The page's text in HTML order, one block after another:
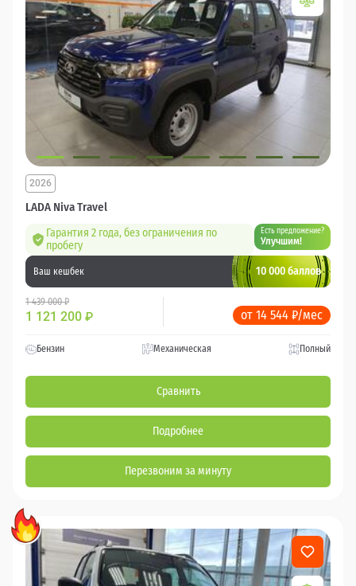
LADA Niva Travel
2026
Гарантия 2 года, без ограничения по
пробегу
Есть предложение?
Улучшим!
Ваш кешбек 10 000 баллов
1 439 000 ₽
1 121 200 ₽ от 14 544 ₽/мес
Бензин Механическая Полный
Сравнить
Подробнее
Перезвоним за минуту